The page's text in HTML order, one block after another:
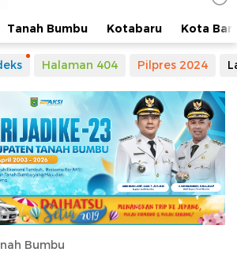
Tanah Bumbu Kotabaru Kota
Halaman 404 Pilpres 2024
Bumbu